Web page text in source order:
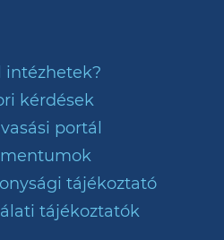
intézhetek?
kérdések
portál
tájékoztató
tájékoztatók